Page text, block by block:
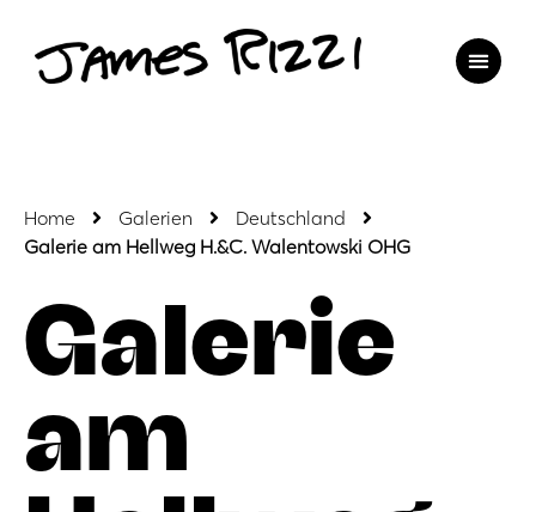
Home Galerien
Deutschland
Galerie am Hellweg H.&C. Walentowski OHG
Galerie
am